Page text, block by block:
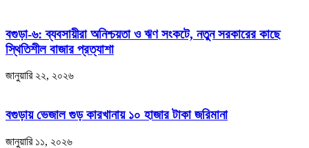
বগুড়া-৬: ব্যবসায়ীরা অনিশ্চয়তা ও ঋণ সংকটে, নতুন সরকারের কাছে
স্থিতিশীল বাজার প্রত্যাশা
জানুয়ারি ২২, ২০২৬
বগুড়ায় ভেজাল গুড় কারখানায় ১০ হাজার টাকা জরিমানা
জানুয়ারি ১১, ২০২৬